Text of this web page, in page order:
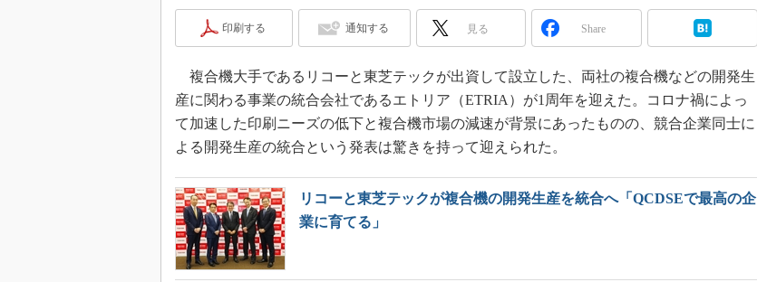
日本ものづくりワールド
産業オープンネット展
3Dプリンタ
デジタルツインとCAE
S＆OP
インダストリー4.0
イノベーション
製造業ビッグデータ
印刷する 通知する 見る Share
複合機大手であるリコーと東芝テックが出資して設立した、両社の複合機などの開発生
産に関わる事業の統合会社であるエトリア（ETRIA）が1周年を迎えた。コロナ禍によっ
て加速した印刷ニーズの低下と複合機市場の減速が背景にあったものの、競合企業同士に
よる開発生産の統合という発表は驚きを持って迎えられた。
リコーと東芝テックが複合機の開発生産を統合へ「QCDSEで最高の企
業に育てる」